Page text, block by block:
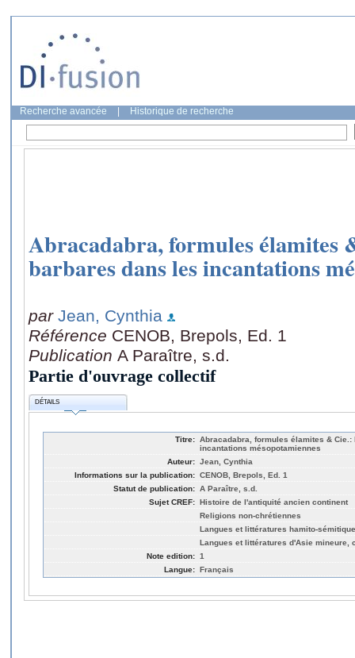
Recherche avancée Historique de recherche
Abracadabra, formules élamites
barbares dans les incantations
par Jean, Cynthia
Référence CENOB, Brepols, Ed. 1
Publication A Paraître, s.d.
Partie d'ouvrage collectif
DÉTAILS
Titre: Abracadabra, formules élamites &
incantations mésopotamiennes
Auteur: Jean, Cynthia
Informations sur la publication: CENOB, Brepols, Ed. 1
Statut de publication: A Paraître, s.d.
Sujet CREF: Histoire de l'antiquité ancien continent
Religions non-chrétiennes
Langues et littératures hamito-
Langues et littératures d'Asie mineure,
Note edition: 1
Langue: Français